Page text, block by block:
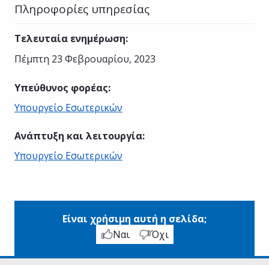
Πληροφορίες υπηρεσίας
Τελευταία ενημέρωση:
Πέμπτη 23 Φεβρουαρίου, 2023
Υπεύθυνος φορέας:
Υπουργείο Εσωτερικών
Ανάπτυξη και λειτουργία:
Υπουργείο Εσωτερικών
Είναι χρήσιμη αυτή η σελίδα;
Ναι
Όχι